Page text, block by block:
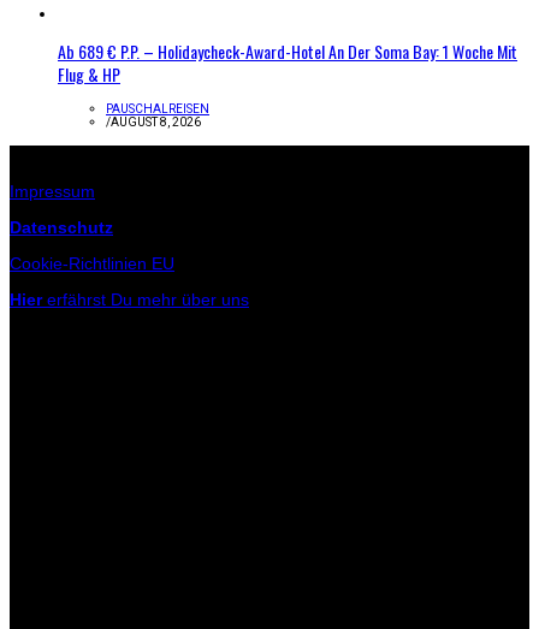
Ab 689 € P.P. – Holidaycheck-Award-Hotel An Der Soma Bay: 1 Woche Mit
Flug & HP
PAUSCHALREISEN
/AUGUST 8, 2026
Impressum
Datenschutz
Cookie-Richtlinien EU
Hiererfährst Du mehr über uns